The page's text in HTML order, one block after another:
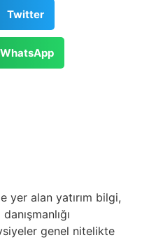
Twitter
WhatsApp
yer alan yatırım bilgi,
genel nitelikte